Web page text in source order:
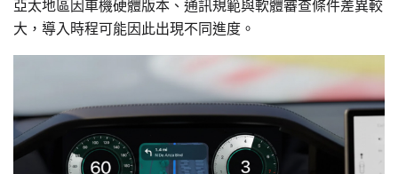
亞太地區因車機硬體版本、通訊規範與軟體審查條件差異較
大，導入時程可能因此出現不同進度。